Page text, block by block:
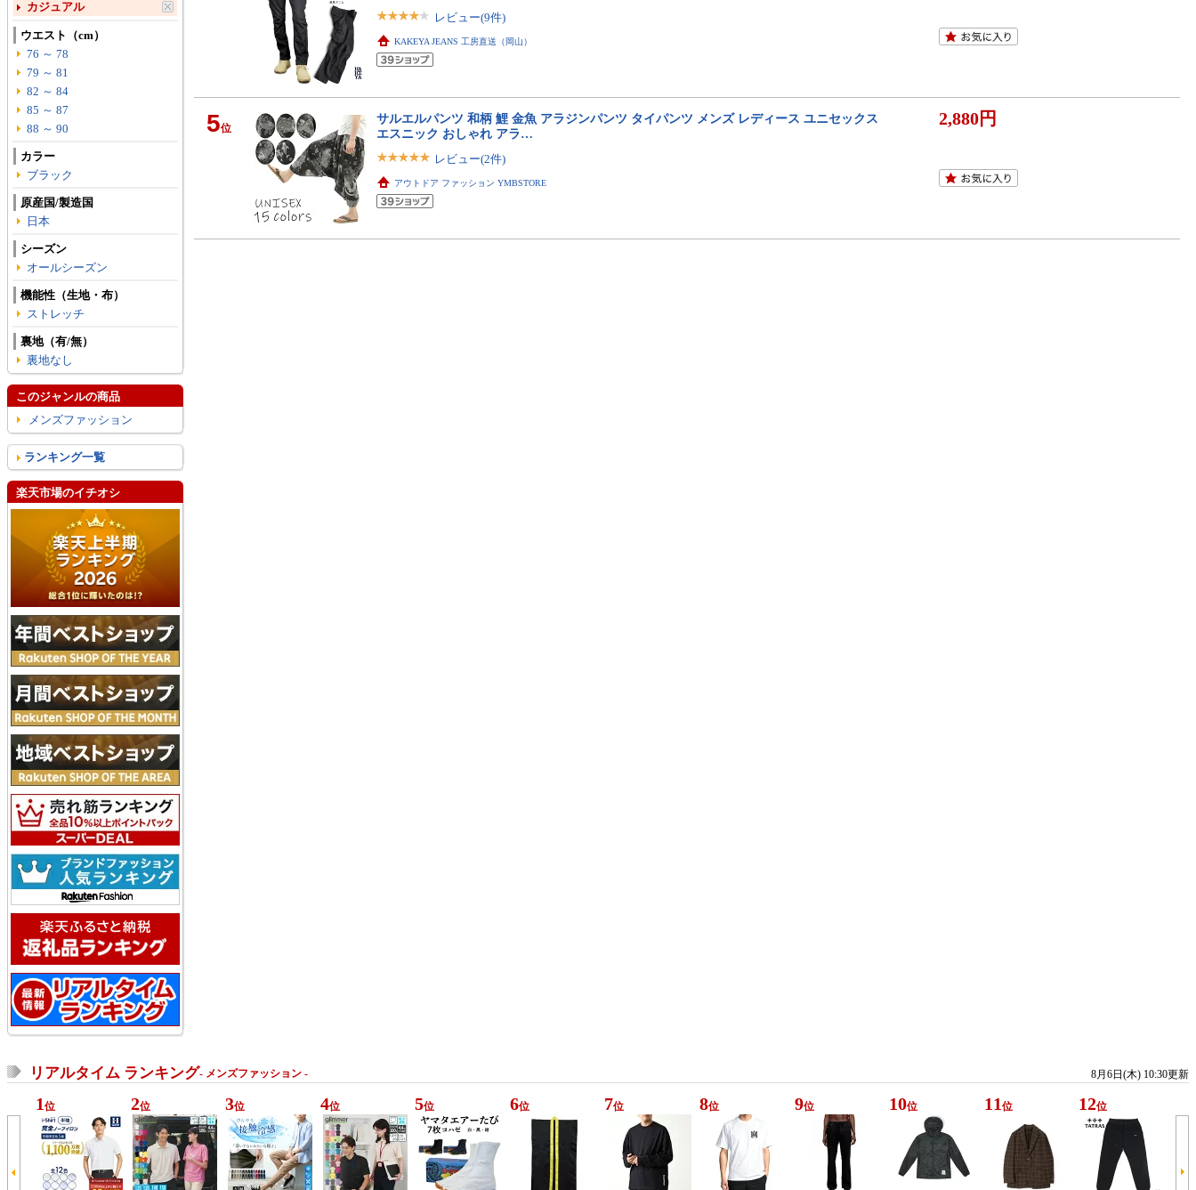
レビュー(9件)
KAKEYA JEANS 工房直送（岡山）
5位
サルエルパンツ 和柄 鯉 金魚 アラジンパンツ タイパンツ メンズ レディース ユニセックス
エスニック おしゃれ アラ…
レビュー(2件)
アウトドア ファッション YMBSTORE
2,880円
カジュアル
ウエスト（cm）
76 ～ 78
79 ～ 81
82 ～ 84
85 ～ 87
88 ～ 90
カラー
ブラック
原産国/製造国
日本
シーズン
オールシーズン
機能性（生地・布）
ストレッチ
裏地（有/無）
裏地なし
このジャンルの商品
メンズファッション
ランキング一覧
楽天市場のイチオシ
リアルタイム ランキング- メンズファッション - 8月6日(木) 10:30更新
1 位 2位 3位 4位 5位 6位 7位 8位 9位 10位 11 位 12位